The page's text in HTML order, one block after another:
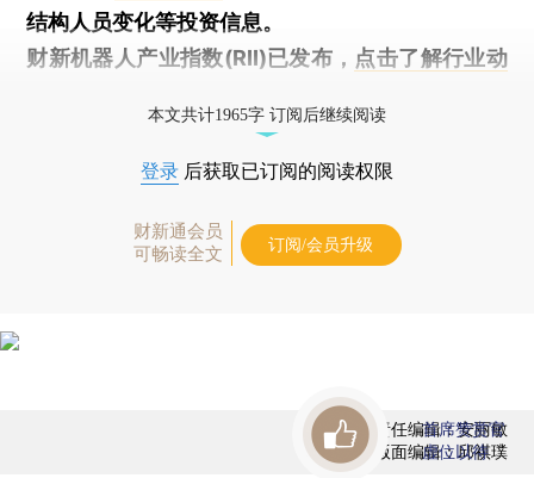
结构人员变化等投资信息。
财新机器人产业指数(RII)已发布， 点击了解行业动
本文共计1965字 订阅后继续阅读
登录 后获取已订阅的阅读权限
财新通会员
可畅读全文
订阅/会员升级
责任编辑：安丽敏
版面编辑：邱祺璞
首席赞赏官
虚位以待